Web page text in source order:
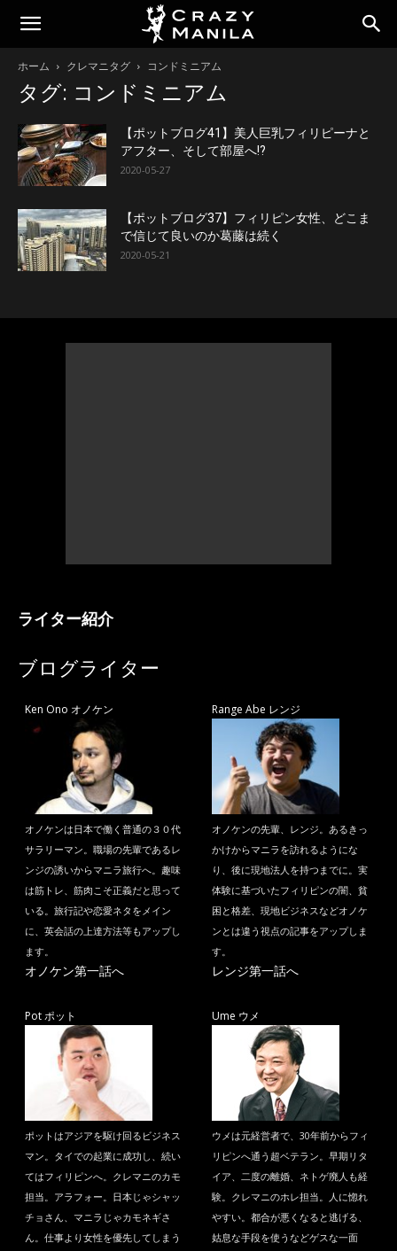
ホーム クレマニタグ コンドミニアム
タグ: コンドミニアム
【ポットブログ41】美人巨乳フィリピーナと
アフター、そして部屋へ!?
2020-05-27
【ポットブログ37】フィリピン女性、どこま
で信じて良いのか葛藤は続く
2020-05-21
ライター紹介
ブログライター
Ken Ono オノケン
オノケンは日本で働く普通の３０代
サラリーマン。職場の先輩であるレ
ンジの誘いからマニラ旅行へ。趣味
は筋トレ、筋肉こそ正義だと思って
いる。旅行記や恋愛ネタをメイン
に、英会話の上達方法等もアップし
ます。
オノケン第一話へ
Range Abe レンジ
オノケンの先輩、レンジ。あるきっ
かけからマニラを訪れるようにな
り、後に現地法人を持つまでに。実
体験に基づいたフィリピンの闇、貧
困と格差、現地ビジネスなどオノケ
ンとは違う視点の記事をアップしま
す。
レンジ第一話へ
Pot ポット
ポットはアジアを駆け回るビジネス
マン。タイでの起業に成功し、続い
てはフィリピンへ。クレマニのカモ
担当。アラフォー。日本じゃシャッ
チョさん、マニラじゃカモネギさ
ん。仕事より女性を優先してしまう
Ume ウメ
ウメは元経営者で、30年前からフィ
リピンへ通う超ベテラン。早期リタ
イア、二度の離婚、ネトゲ廃人も経
験。クレマニのホレ担当。人に惚れ
やすい。都合が悪くなると逃げる、
姑息な手段を使うなどゲスな一面